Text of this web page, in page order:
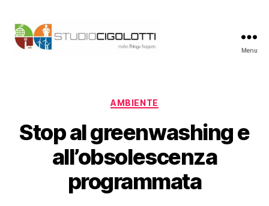
Menu
Categorie
AMBIENTE
Stop al greenwashing e
all’obsolescenza
programmata